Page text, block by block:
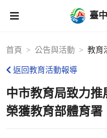
臺
首頁 公告與活動 教育
返回教育活動報導
中市教育局致力
榮獲教育部體育署